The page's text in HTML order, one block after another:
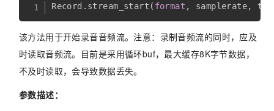
Record . stream_start ( format , samplerate,
该方法用于开始录音音频流。注意：录制音频流的同时，应及
时读取音频流。目前是采用循环buf，最大缓存8K字节数据，
不及时读取，会导致数据丢失。
参数描述：